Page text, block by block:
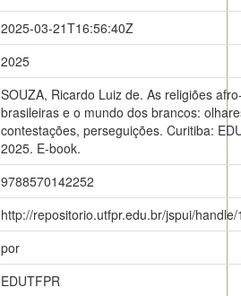
2025-03-21T16:56:40Z
2025
SOUZA, Ricardo Luiz de. As religiões
brasileiras e o mundo dos brancos:
contestações, perseguições. Curitiba:
2025. E-book.
9788570142252
http://repositorio.utfpr.edu.br/jspui/
por
EDUTFPR